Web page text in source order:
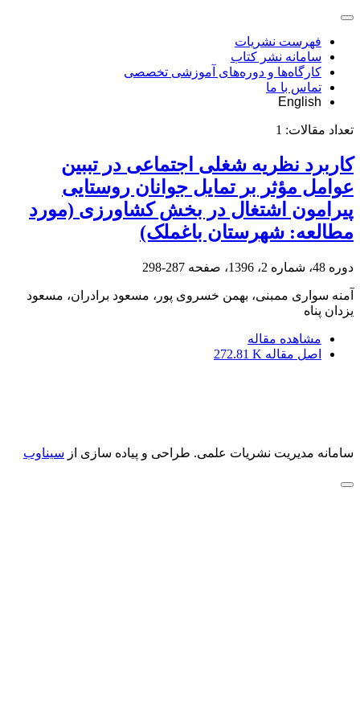
فهرست نشریات
سامانه نشر کتاب
کارگاه‌ها و دوره‌های آموزشی تخصصی
تماس با ما
English
تعداد مقالات: 1
کاربرد نظریه شغلی اجتماعی در تببین
عوامل مؤثر بر تمایل جوانان روستایی
پیرامون اشتغال در بخش کشاورزی (مورد
مطالعه: شهرستان باغملک)
دوره 48، شماره 2، 1396، صفحه 287-298
آمنه سواری ممبنی، بهمن خسروی پور، مسعود برادران، مسعود
یزدان پناه
مشاهده مقاله
اصل مقاله 272.81 K
سامانه مدیریت نشریات علمی. طراحی و پیاده سازی از سیناوب